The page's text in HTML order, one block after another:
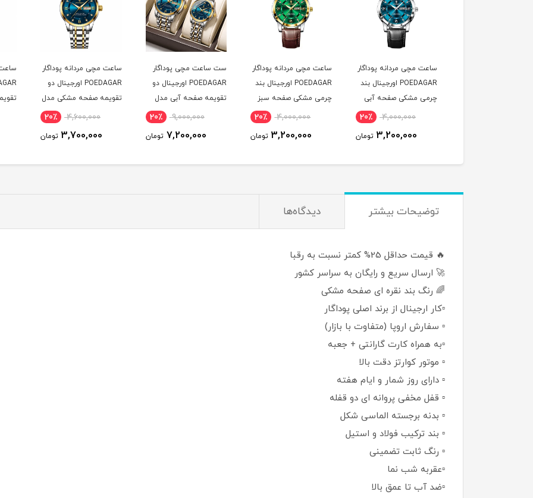
ساعت مچی مردانه پوداگار
POEDAGAR اورجينال بند
چرمی مشکی صفحه آبی
4,000,000 20٪
3,200,000 تومان
ساعت مچی مردانه پوداگار
POEDAGAR اورجينال بند
چرمی مشکی صفحه سبز
4,000,000 20٪
3,200,000 تومان
ست ساعت مچی پوداگار
POEDAGAR اورجينال دو
تقويمه صفحه آبی مدل
9,000,000 20٪
7,200,000 تومان
ساعت مچی مردانه پوداگار
POEDAGAR اورجينال دو
تقويمه صفحه مشکی مدل
4,600,000 20٪
3,700,000 تومان
توضيحات بيشتر دیدگاه‌ها
🔥 قیمت حداقل 25% کمتر نسبت به رقبا
🚀 ارسال سریع و رایگان به سراسر کشور
🌈 رنگ بند نقره ای صفحه مشکی
▫️کار ارجینال از برند اصلی پوداگار
▫️ سفارش اروپا (متفاوت با بازار)
▫️به همراه کارت گارانتی + جعبه
▫️ موتور کوارتز دقت بالا
▫️ دارای روز شمار و ایام هفته
▫️ قفل مخفی پروانه ای دو قفله
▫️ بدنه برجسته الماسی شکل
▫️ بند ترکیب فولاد و استیل
▫️ رنگ ثابت تضمینی
▫️عقربه شب نما
▫️ضد آب تا عمق بالا